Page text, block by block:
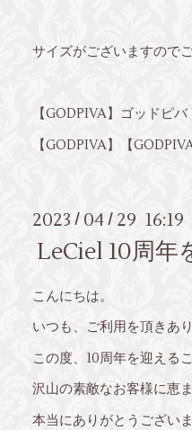
サイズがございますので
【GODPIVA】ゴッドピ
【GODPIVA】【
2023 / 04 / 29 16:19
LeCiel 10周年
こんにちは。
いつも、ご利用を頂きあ
この度、10周年を迎える
沢山の素敵なお客様に恵
本当にありがとうございま